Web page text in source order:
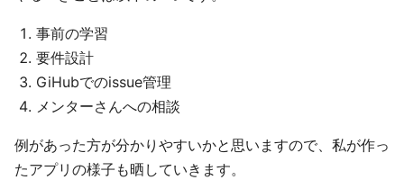
事前の学習
要件設計
GiHubでのissue管理
メンターさんへの相談
例があった方が分かりやすいかと思いますので、私が作っ
たアプリの様子も晒していきます。